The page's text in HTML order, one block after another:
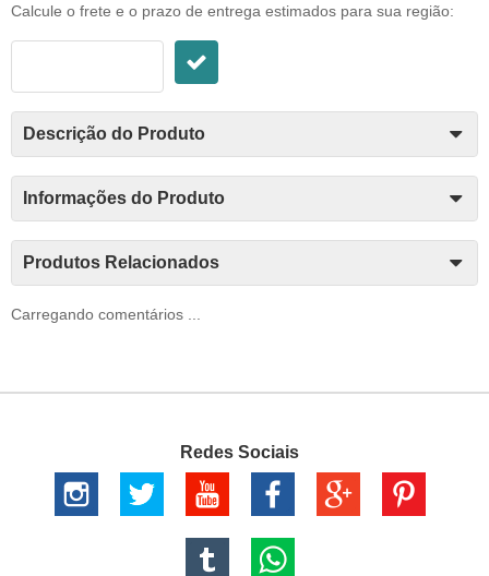
Calcule o frete e o prazo de entrega estimados para sua região:
Descrição do Produto
Informações do Produto
Produtos Relacionados
Carregando comentários ...
Redes Sociais